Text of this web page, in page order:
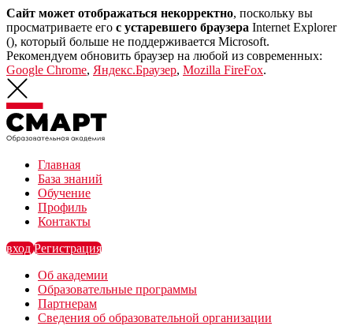
Сайт может отображаться некорректно, поскольку вы
просматриваете его с устаревшего браузера Internet Explorer
(), который больше не поддерживается Microsoft.
Рекомендуем обновить браузер на любой из современных:
Google Chrome, Яндекс.Браузер, Mozilla FireFox.
Главная
База знаний
Обучение
Профиль
Контакты
входРегистрация
Об академии
Образовательные программы
Партнерам
Сведения об образовательной организации